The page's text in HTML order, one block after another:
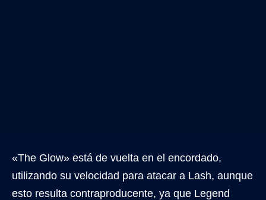
«The Glow» está de vuelta en el encordado,
utilizando su velocidad para atacar a Lash, aunque
esto resulta contraproducente, ya que Legend